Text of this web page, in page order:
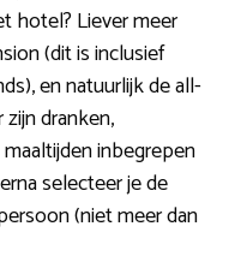
hotel? Liever meer
(dit is inclusief
en natuurlijk de all-
dranken,
inbegrepen
selecteer je de
(niet meer dan